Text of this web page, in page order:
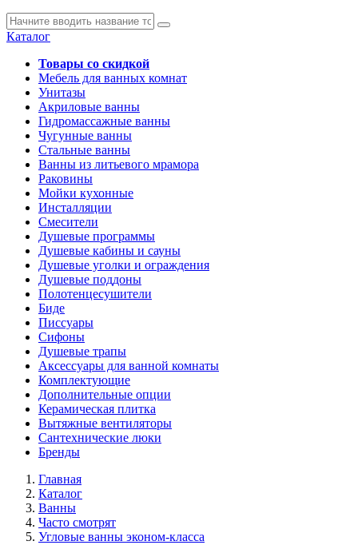
Каталог
Товары со скидкой
Мебель для ванных комнат
Унитазы
Акриловые ванны
Гидромассажные ванны
Чугунные ванны
Стальные ванны
Ванны из литьевого мрамора
Раковины
Мойки кухонные
Инсталляции
Смесители
Душевые программы
Душевые кабины и сауны
Душевые уголки и ограждения
Душевые поддоны
Полотенцесушители
Биде
Писсуары
Сифоны
Душевые трапы
Аксессуары для ванной комнаты
Комплектующие
Дополнительные опции
Керамическая плитка
Вытяжные вентиляторы
Сантехнические люки
Бренды
Главная
Каталог
Ванны
Часто смотрят
Угловые ванны эконом-класса